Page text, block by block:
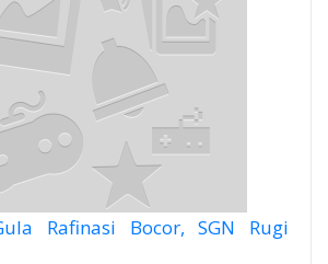
Rafinasi Bocor, SGN Rugi